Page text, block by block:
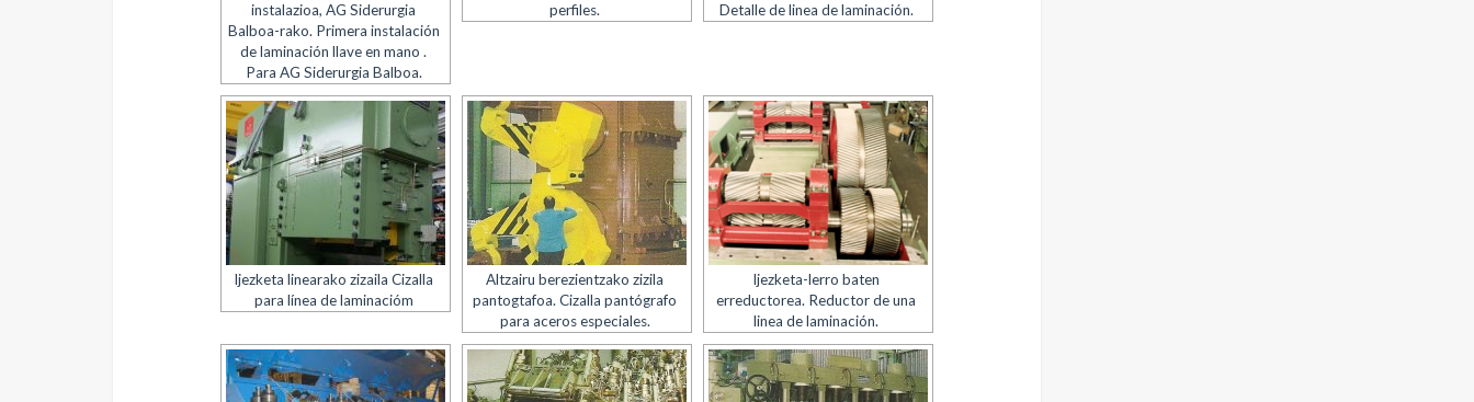
instalazioa, AG Siderurgia
Balboa-rako. Primera instalación
de laminación llave en mano .
Para AG Siderurgia Balboa.
perfiles.
Detalle de linea de laminación.
Ijezketa linearako zizaila Cizalla
para línea de laminacióm
Altzairu berezientzako zizila
pantogtafoa. Cizalla pantógrafo
para aceros especiales.
Ijezketa-lerro baten
erreductorea. Reductor de una
linea de laminación.